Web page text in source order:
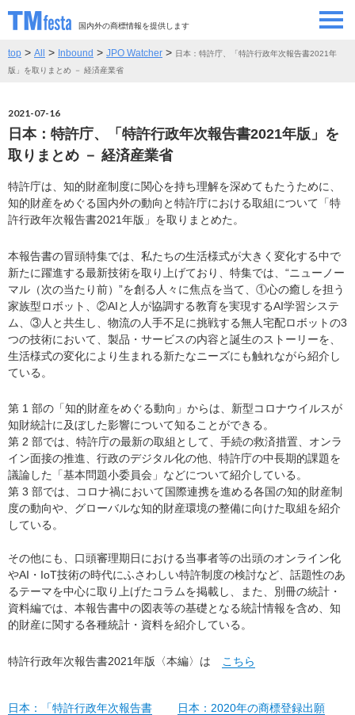
国内外の商標情報を提供します
SEMINAR/EVENT
CONTRIBUTORS 情報提供者
CONTACT お問い合わせ
top > All > Inbound > JPO Watcher > 日本：特許庁、「特許行政年次報告書2021年
版」を取りまとめ － 経済産業省
2021-07-16
日本：特許庁、「特許行政年次報告書2021年版」を
取りまとめ － 経済産業省
特許庁は、知的財産制度に関心を持ち理解を深めてもたうために、
知的財産をめぐる国内外の動向と特許庁における取組について「特
許行政年次報告書2021年版」を取りまとめた。
本報告書の冒頭特集では、私たちの生活様式が大きく変化する中で
新たに躍進する最新技術を取り上げており、特集では、“ニューノー
マル（次の当たり前）”を創る人々に焦点を当て、①心の癒しを担う
家族型ロボット、②AIと人が協調する教育を実現するAI学習システ
ム、③人と共生し、物流の人手不足に挑戦する無人宅配ロボットの3
つの技術において、製品・サービスの内容と誕生のストーリーを、
生活様式の変化により生まれる新たなニーズにも触れながら紹介し
ている。
第 1 部の「知的財産をめぐる動向」からは、新型コロナウイルスが
知財統計に及ぼした影響について知ることができる。
第 2 部では、特許庁の最新の取組として、手続の救済措置、オンラ
イン面接の推進、行政のデジタル化の他、特許庁の中長期的課題を
議論した「基本問題小委員会」などについて紹介している。
第 3 部では、コロナ禍において国際連携を進める各国の知的財産制
度の動向や、グローバルな知的財産環境の整備に向けた取組を紹介
している。
その他にも、口頭審理期日における当事者等の出頭のオンライン化
やAI・IoT技術の時代にふさわしい特許制度の検討など、話題性のあ
るテーマを中心に取り上げたコラムを掲載し、また、別冊の統計・
資料編では、本報告書中の図表等の基礎となる統計情報を含め、知
的財産に関する各種統計・資料を紹介している。
特許行政年次報告書2021年版〈本編〉は こちら
日本：「特許行政年次報告書
日本：2020年の商標登録出願